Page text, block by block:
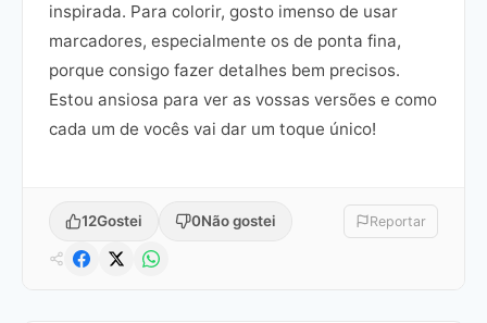
inspirada. Para colorir, gosto imenso de usar
marcadores, especialmente os de ponta fina,
porque consigo fazer detalhes bem precisos.
Estou ansiosa para ver as vossas versões e como
cada um de vocês vai dar um toque único!
12Gostei 0Não gostei Reportar